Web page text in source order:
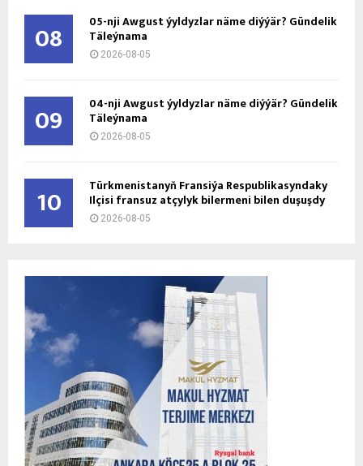
08 05-nji Awgust ýyldyzlar näme diýýär? Gündelik
Täleýnama
2026-08-05
09 04-nji Awgust ýyldyzlar näme diýýär? Gündelik
Täleýnama
2026-08-05
10 Türkmenistanyň Fransiýa Respublikasyndaky
Ilçisi fransuz atçylyk bilermeni bilen duşuşdy
2026-08-05